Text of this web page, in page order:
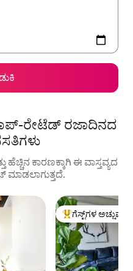
ರೇಟೆಡ್ ರಜಾದಿನದ
ಹೆಚ್ಚಿನ ಕಾರಣಕ್ಕಾಗಿ ಈ ವಾಸ್ತವ್ಯದ
ಮಾಡಲಾಗುತ್ತದೆ.
ಗೆಸ್ಟ್‌ಗಳಿಗೆ ಅತಿ ಹೆಚ್ಚು
ಗೆಸ್ಟ್‌ಗಳ